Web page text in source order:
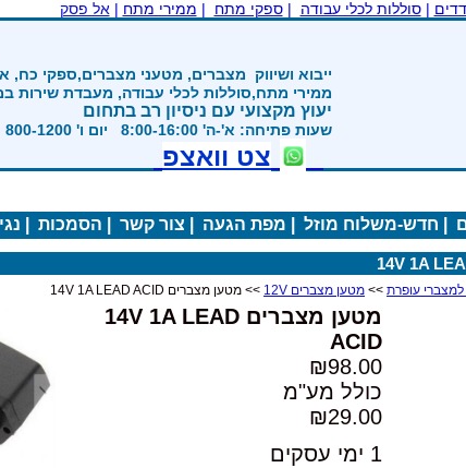
|סוללות לכלי עבודה |ספקי מתח | ממירי מתח |אל פסק
ייבוא ושיווק מצברים, מטעני מצברים,ספקי כח,
ממירי מתח,סוללות לכלי עבודה, מעבדת שירות
יעוץ מקצועי עם ניסיון רב בתחום
שעות פתיחה: א'-ה' 8:00-16:00 יום ו' 800-1200
צט וואצפ
חדש-משלוח מוזל מפת הגעה צור קשר הסמכות
עופרת >> מטען מצברים 12V >> מטען מצברים 14V 1A LEAD ACID
מטען מצברים 14V 1A LEAD
ACID
₪98.00
כולל מע"מ
₪29.00
1 ימי עסקים